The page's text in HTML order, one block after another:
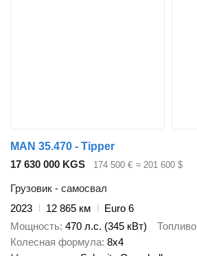
MAN 35.470 - Tipper
17 630 000 KGS
174 500 € ≈ 201 600 $
Грузовик - самосвал
2023
12 865 км
Euro 6
Мощность 470 л.с. (345 кВт) Топливо
Колесная формула 8x4